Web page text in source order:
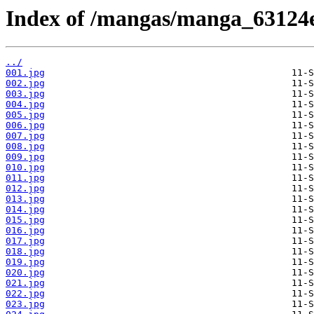
Index of /mangas/
../
001.jpg
002.jpg
003.jpg
004.jpg
005.jpg
006.jpg
007.jpg
008.jpg
009.jpg
010.jpg
011.jpg
012.jpg
013.jpg
014.jpg
015.jpg
016.jpg
017.jpg
018.jpg
019.jpg
020.jpg
021.jpg
022.jpg
023.jpg